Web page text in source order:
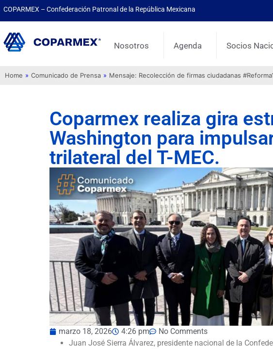
COPARMEX – Confederación Patronal de la República Mexicana
Nosotros Agenda Socios
Home » Comunicado de Prensa » Mensaje: Recolección de firmas ciudadanas
Coparmex realiza gira
Washington para
trilateral del T-MEC.
marzo 18, 2026 4:26 pm
No Comments
Juan José Sierra Álvarez, presidente nacional de la